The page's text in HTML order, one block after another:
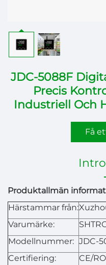
JDC-5088F
Precis
Industriell Och
Få
Produktallmän
Härstammar från:
Varumärke:
Modellnummer: JDC-
Certifiering:
CE/